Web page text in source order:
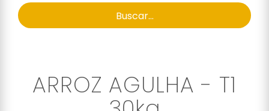
Buscar...
ARROZ AGULHA - T1